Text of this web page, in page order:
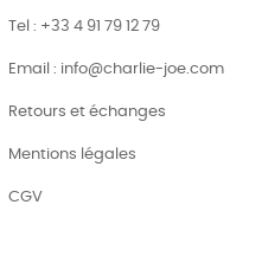
Tel : +33 4 91 79 12 79
Email : info@charlie-joe.com
Retours et échanges
Mentions légales
CGV